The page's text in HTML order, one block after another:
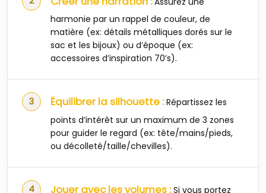
harmonie par un rappel de couleur, de
matière (ex: détails métalliques dorés sur le
sac et les bijoux) ou d’époque (ex:
accessoires d’inspiration 70’s).
Équilibrer la silhouette :Répartissez les
points d’intérêt sur un maximum de 3 zones
pour guider le regard (ex: tête/mains/pieds,
ou décolleté/taille/chevilles).
Jouer avec les volumes :Si vous portez